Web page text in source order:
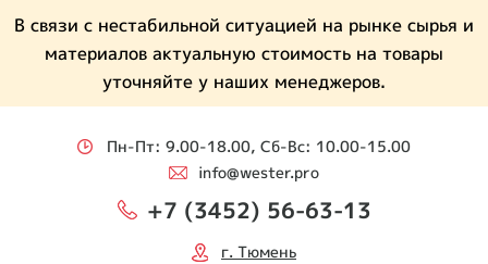
В связи с нестабильной ситуацией на рынке сырья и
материалов актуальную стоимость на товары
уточняйте у наших менеджеров.
Пн-Пт: 9.00-18.00, Сб-Вс: 10.00-15.00
info@wester.pro
+7 (3452) 56-63-13
г. Тюмень